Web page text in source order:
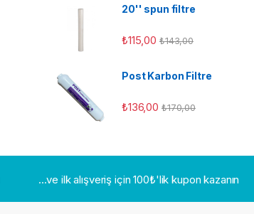
20'' spun filtre
₺115,00 ₺143,00
Post Karbon Filtre
₺136,00 ₺170,00
...ve ilk alışveriş için 100₺'lik kupon kazanın